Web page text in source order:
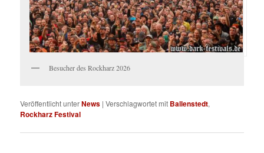
Besucher des Rockharz 2026
Veröffentlicht unterNews |Verschlagwortet mit Ballenstedt,
Rockharz Festival